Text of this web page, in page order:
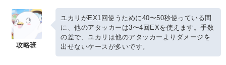
攻略班
ユカリがEX1回使うために40〜50秒使っている間
に、他のアタッカーは3〜4回EXを使えます。手数
の差で、ユカリは他のアタッカーよりダメージを
出せないケースが多いです。